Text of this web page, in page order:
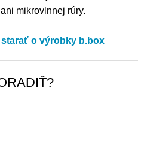
mikrovlnnej rúry.
starať o výrobky b.box